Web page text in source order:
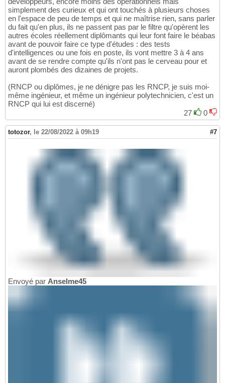
simplement des curieux et qui ont touchés à plusieurs choses
en l'espace de peu de temps et qui ne maîtrise rien, sans parler
du fait qu'en plus, ils ne passent pas par le filtre qu'opèrent les
autres écoles réellement diplômants qui leur font faire le béabas
avant de pouvoir faire ce type d'études : des tests
d'intelligences ou une fois en poste, ils vont mettre 3 à 4 ans
avant de se rendre compte qu'ils n'ont pas le cerveau pour et
auront plombés des dizaines de projets.
(RNCP ou diplômes, je ne dénigre pas les RNCP, je suis moi-
même ingénieur, et même un ingénieur polytechnicien, c'est un
RNCP qui lui est discerné)
27
0
totozor, le 22/08/2022 à 09h19 #7
Envoyé par Anselme45